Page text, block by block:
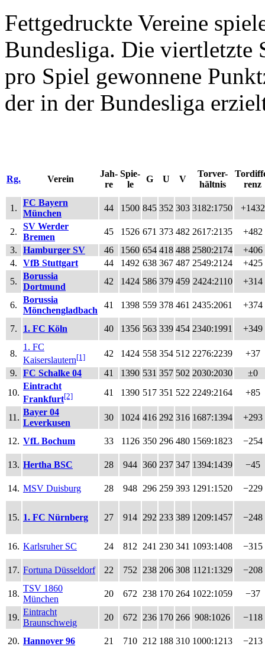
Fettgedruckte Vereine
Bundesliga. Die viertletzte
pro Spiel gewonnene
der in der Bundesliga
Rg. Verein
Jah-
re
Spie-
le
G U V
Torver-
hältnis
renz
1.
FC Bayern
München
44 1500 845 352 303 3182:1750 +1432
2.
SV Werder
Bremen
45 1526 671 373 482 2617:2135
+482
3.
Hamburger SV 46 1560 654 418 488 2580:2174
+406
4.
VfB Stuttgart 44 1492 638 367 487 2549:2124
+425
5.
Borussia
Dortmund
42 1424 586 379 459 2424:2110 +314
6.
Borussia
Mönchengladbach
41 1398 559 378 461 2435:2061 +374
7. 1. FC Köln 40 1356 563 339 454 2340:1991 +349
8.
1. FC
Kaiserslautern[1] 42 1424 558 354 512 2276:2239
+37
9.
FC Schalke 04 41 1390 531 357 502 2030:2030
±0
10.
Eintracht
Frankfurt[2] 41 1390 517 351 522 2249:2164 +85
11.
Bayer 04
Leverkusen
30 1024 416 292 316 1687:1394 +293
12. VfL Bochum 33 1126 350 296 480 1569:1823 −254
13. Hertha BSC 28 944 360 237 347 1394:1439 −45
14. MSV Duisburg 28 948 296 259 393 1291:1520 −229
15. 1. FC Nürnberg 27 914 292 233 389 1209:1457 −248
16. Karlsruher SC 24 812 241 230 341 1093:1408 −315
17. Fortuna Düsseldorf 22 752 238 206 308 1121:1329 −208
18.
TSV 1860
München
20 672 238 170 264 1022:1059 −37
19.
Eintracht
Braunschweig
20 672 236 170 266 908:1026 −118
20. Hannover 96 21 710 212 188 310 1000:1213 −213